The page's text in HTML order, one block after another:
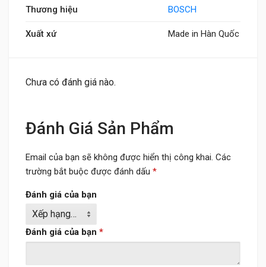
Thương hiệu BOSCH
Xuất xứ Made in Hàn Quốc
Chưa có đánh giá nào.
Đánh Giá Sản Phẩm
Email của bạn sẽ không được hiển thị công khai. Các
trường bắt buộc được đánh dấu *
Đánh giá của bạn
Đánh giá của bạn *